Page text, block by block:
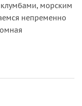
морским
непременно